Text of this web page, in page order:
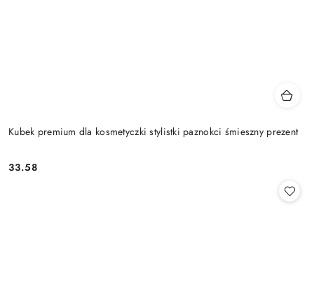
Kubek premium dla kosmetyczki stylistki paznokci śmieszny prezent
Cena:
33.58